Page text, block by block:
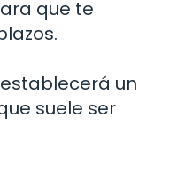
que te
un
suele ser